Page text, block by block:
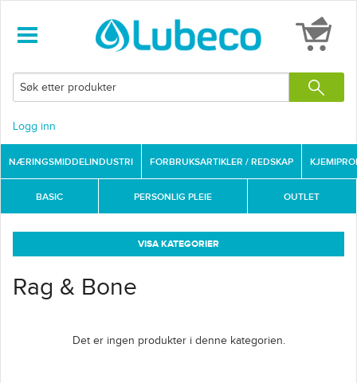
Logg inn
NÆRINGSMIDDELINDUSTRI FORBRUKSARTIKLER / REDSKAP
BASIC PERSONLIG PLEIE OUTLET
VISA KATEGORIER
Rag & Bone
Det er ingen produkter i denne kategorien.